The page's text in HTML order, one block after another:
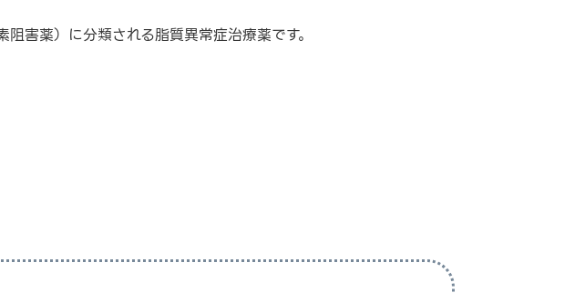
害薬）に分類される脂質異常症治療薬です。